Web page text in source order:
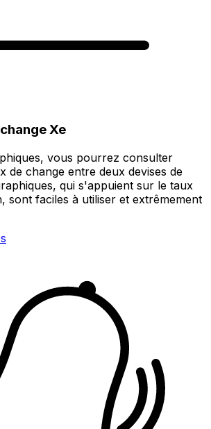
Xe
vous pourrez consulter
de change entre deux devises de
qui s'appuient sur le taux
sont faciles à utiliser et extrêmement